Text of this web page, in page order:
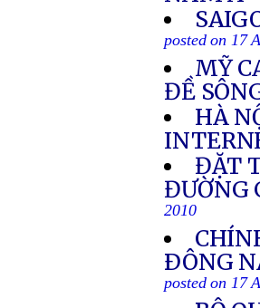
posted on 17
MỸ
ĐỀ
HÀ
ĐẶT
ĐƯỜNG
2010
ÐÔNG
posted on 17